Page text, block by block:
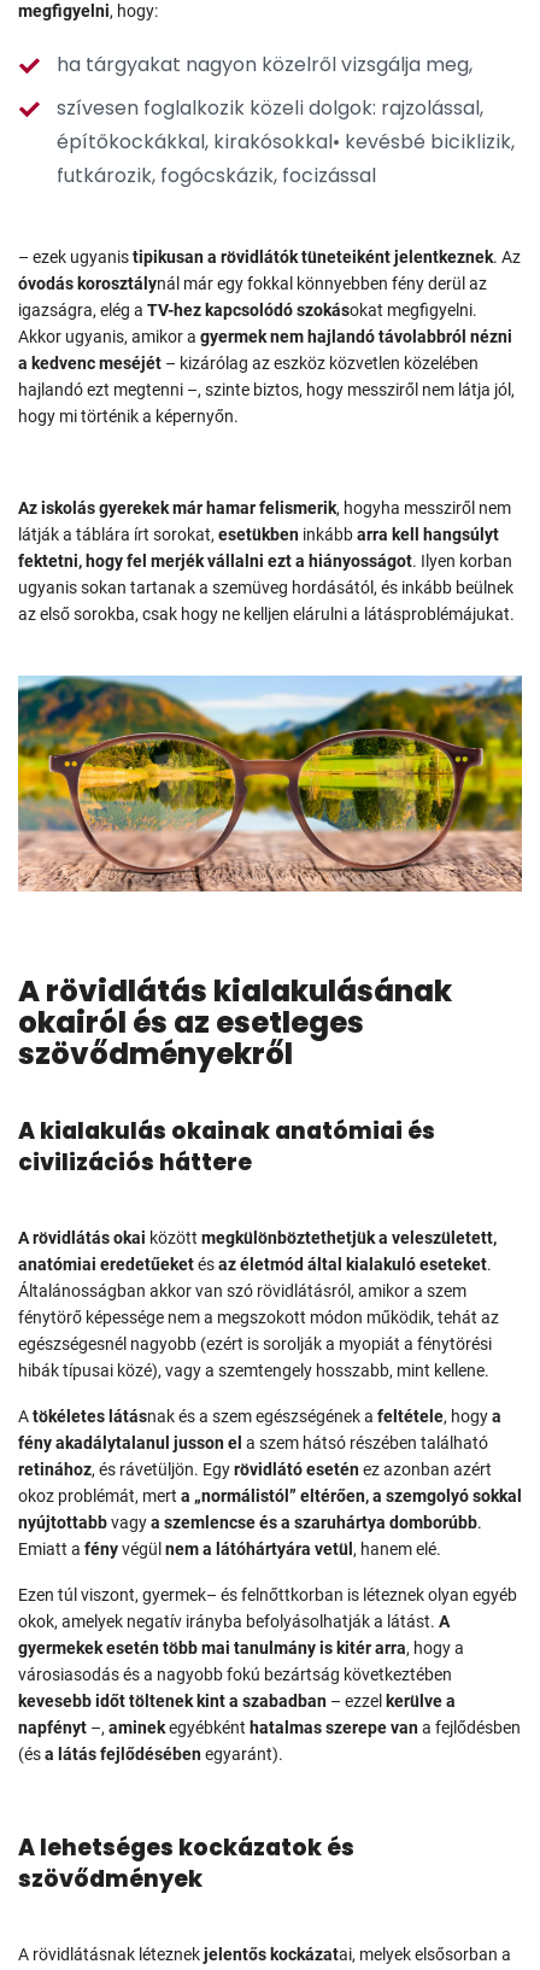
megfigyelni, hogy:
ha tárgyakat nagyon közelről vizsgálja meg,
szívesen foglalkozik közeli dolgok: rajzolással,
építőkockákkal, kirakósokkal• kevésbé biciklizik,
futkározik, fogócskázik, focizással
– ezek ugyanistipikusan a rövidlátók tüneteiként jelentkeznek. Az
óvodás korosztálynál már egy fokkal könnyebben fény derül az
igazságra, elég a TV-hez kapcsolódó szokásokat megfigyelni.
Akkor ugyanis, amikor a gyermek nem hajlandó távolabbról nézni
a kedvenc meséjét – kizárólag az eszköz közvetlen közelében
hajlandó ezt megtenni –, szinte biztos, hogy messziről nem látja jól,
hogy mi történik a képernyőn.
Az iskolás gyerekek már hamar felismerik, hogyha messziről nem
látják a táblára írt sorokat, esetükben inkábbarra kell hangsúlyt
fektetni, hogy fel merjék vállalni ezt a hiányosságot. Ilyen korban
ugyanis sokan tartanak a szemüveg hordásától, és inkább beülnek
az első sorokba, csak hogy ne kelljen elárulni a látásproblémájukat.
A rövidlátás kialakulásának
okairól és az esetleges
szövődményekről
A kialakulás okainak anatómiai és
civilizációs háttere
A rövidlátás okai között megkülönböztethetjük a veleszületett,
anatómiai eredetűeketésaz életmód által kialakuló eseteket.
Általánosságban akkor van szó rövidlátásról, amikor a szem
fénytörő képessége nem a megszokott módon működik, tehát az
egészségesnél nagyobb (ezért is sorolják a myopiát a fénytörési
hibák típusai közé), vagy a szemtengely hosszabb, mint kellene.
Atökéletes látásnak és a szem egészségének a feltétele, hogya
fény akadálytalanul jusson el a szem hátsó részében található
retinához, és rávetüljön. Egyrövidlátó eseténez azonban azért
okoz problémát, mert a „normálistól” eltérően, a szemgolyó sokkal
nyújtottabbvagya szemlencse és a szaruhártya domborúbb.
Emiatt a fényvégül nem a látóhártyára vetül , hanem elé.
Ezen túl viszont, gyermek– és felnőttkorban is léteznek olyan egyéb
okok, amelyek negatív irányba befolyásolhatják a látást. A
gyermekek esetén több mai tanulmány is kitér arra, hogy a
városiasodás és a nagyobb fokú bezártság következtében
kevesebb időt töltenek kint a szabadban – ezzel kerülve a
napfényt –, aminekegyébként hatalmas szerepe vana fejlődésben
(ésa látás fejlődésébenegyaránt).
A lehetséges kockázatok és
szövődmények
A rövidlátásnak léteznekjelentős kockázatai, melyek elsősorban a